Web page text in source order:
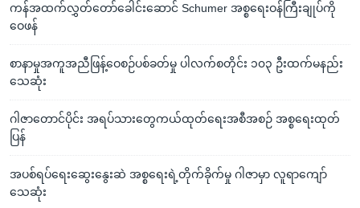
ကန်အထက်လွှတ်တော်ခေါင်းဆောင် Schumer အစ္စရေးဝန်ကြီးချုပ်ကို
ဝေဖန်
စာနာမှုအကူအညီဖြန့်ဝေစဉ်ပစ်ခတ်မှု ပါလက်စတိုင်း ၁၀၃ ဦးထက်မနည်း
သေဆုံး
ဂါဇာတောင်ပိုင်း အရပ်သားတွေကယ်ထုတ်ရေးအစီအစဉ် အစ္စရေးထုတ်
ပြန်
အပစ်ရပ်ရေးဆွေးနွေးဆဲ အစ္စရေးရဲ့တိုက်ခိုက်မှု ဂါဇာမှာ လူရာကျော်
သေဆုံး